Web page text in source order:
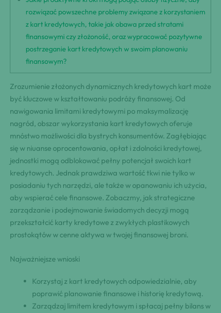
rozwiązać powszechne problemy związane z korzystaniem
z kart kredytowych, takie jak obawa przed stratami
finansowymi czy złożoność, oraz wypracować pozytywne
postrzeganie kart kredytowych w swoim planowaniu
finansowym?
Zrozumienie złożonych dynamicznych kredytowych kart może
być kluczowe w kształtowaniu podróży finansowej. Od
nawigowania limitami kredytowymi po maksymalizację
nagród, obszar wykorzystania kart kredytowych oferuje
mnóstwo możliwości dla bystrych konsumentów. Zagłębiając
się w niuanse oprocentowania, opłat i zdolności kredytowej,
jednostki mogą odblokować pełny potencjał swoich kart
kredytowych. Jednak prawdziwa wartość tkwi nie tylko w
posiadaniu tych narzędzi, ale także w opanowaniu ich użycia,
aby wspierać cele finansowe. Zobaczmy, jak strategiczne
zarządzanie i podejmowanie świadomych decyzji mogą
przekształcić karty kredytowe z zwykłych plastikowych
prostokątów w cenne aktywa w twojej finansowej broni.
Najważniejsze wnioski
Korzystaj z kart kredytowych odpowiedzialnie, aby
poprawić planowanie finansowe i historię kredytową.
Zarządzaj limitem kredytowym i spłacaj pełny bilans w